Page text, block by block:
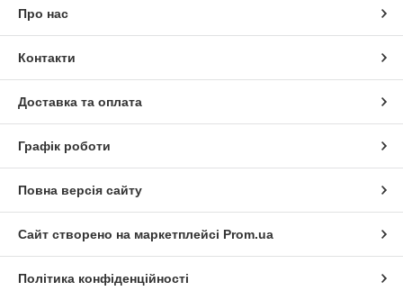
Про нас
Контакти
Доставка та оплата
Графік роботи
Повна версія сайту
Сайт створено на маркетплейсі Prom.ua
Політика конфіденційності